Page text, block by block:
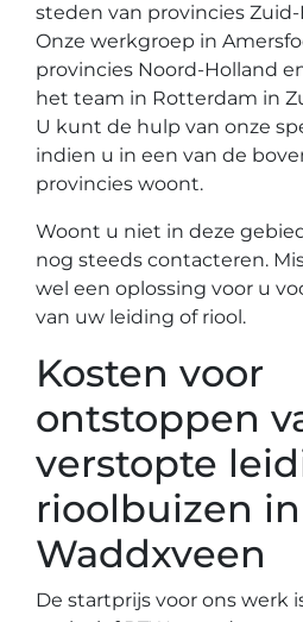
steden van provincies
Onze werkgroep in
provincies Noord-Holland
het team in Rotterdam in
U kunt de hulp van onze
indien u in een van de
provincies woont.
Woont u niet in deze
nog steeds contacteren.
wel een oplossing voor u
van uw leiding of riool.
Kosten voor
ontstoppen
verstopte
rioolbuizen in
Waddxveen
De startprijs voor ons werk